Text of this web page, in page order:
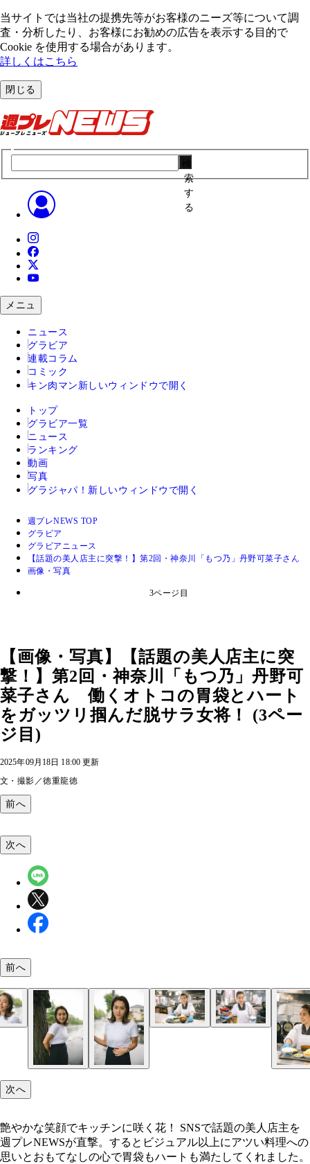
当サイトでは当社の提携先等がお客様のニーズ等について調
査・分析したり、お客様にお勧めの広告を表⽰する⽬的で
Cookie を使⽤する場合があります。
詳しくはこちら
閉じる
索
す
る
メニュ
ニュース
グラビア
連載コラム
コミック
キン肉マン 新しいウィンドウで開く
トップ
グラビア一覧
ニュース
ランキング
動画
写真
グラジャパ！ 新しいウィンドウで開く
週プレNEWS TOP
グラビア
グラビアニュース
【話題の美人店主に突撃！】第2回・神奈川「もつ乃」丹野可菜子さ
画像・写真
3ページ目
【画像・写真】【話題の美人店主に突
撃！】第2回・神奈川「もつ乃」丹野可
菜子さん 働くオトコの胃袋とハート
をガッツリ掴んだ脱サラ女将！ (3ペー
ジ目)
2025年09月18日 18:00 更新
文・撮影／徳重龍徳
前へ
「どこにもない味を」という想いで可菜子さんが
したもつ煮は「味噌」「醤油」「カレー」の3種類
店主のプライベートショット。割烹着からのギャ
たまらない！
次へ
前へ
次へ
艶やかな笑顔でキッチンに咲く花！ SNSで話題の美人店主を
週プレNEWSが直撃。するとビジュアル以上にアツい料理への
思いとおもてなしの心で胃袋もハートも満たしてくれました。